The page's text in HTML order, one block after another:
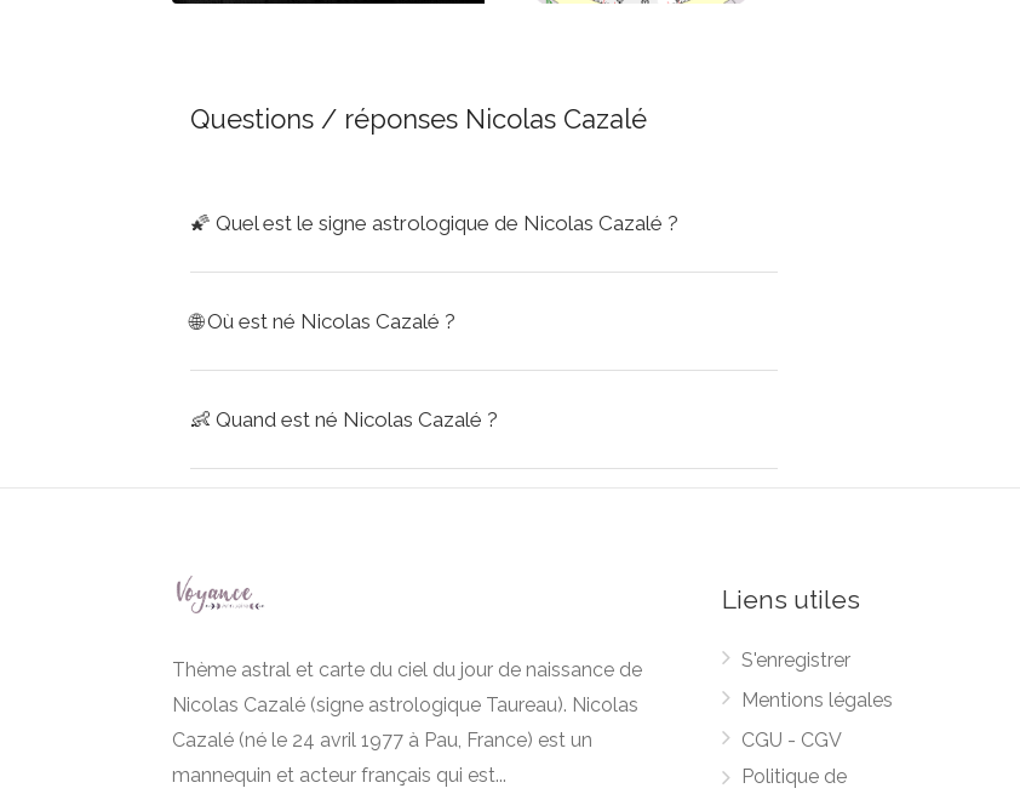
Questions / réponses Nicolas Cazalé
🌠 Quel est le signe astrologique de Nicolas Cazalé ?
🌐Où est né Nicolas Cazalé ?
👶 Quand est né Nicolas Cazalé ?
Thème astral et carte du ciel du jour de naissance de
Nicolas Cazalé (signe astrologique Taureau). Nicolas
Cazalé (né le 24 avril 1977 à Pau, France) est un
mannequin et acteur français qui est...
Liens utiles
S'enregistrer
Mentions légales
CGU - CGV
Politique de